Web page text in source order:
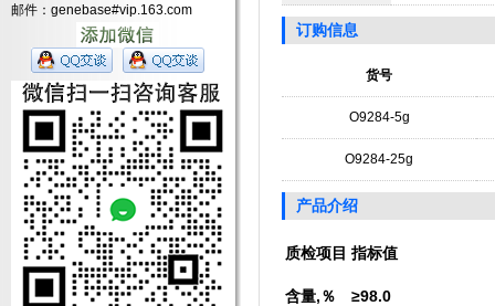
邮件：genebase#vip.163.com
订购信息
货号
O9284-5g
O9284-25g
产品介绍
质检项目 指标值
含量,％ ≥98.0